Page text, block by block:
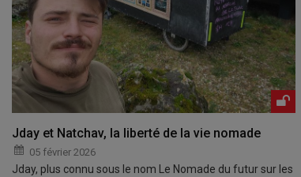
Jday et Natchav, la liberté de la vie nomade
05 février 2026
Jday, plus connu sous le nom Le Nomade du futur sur les